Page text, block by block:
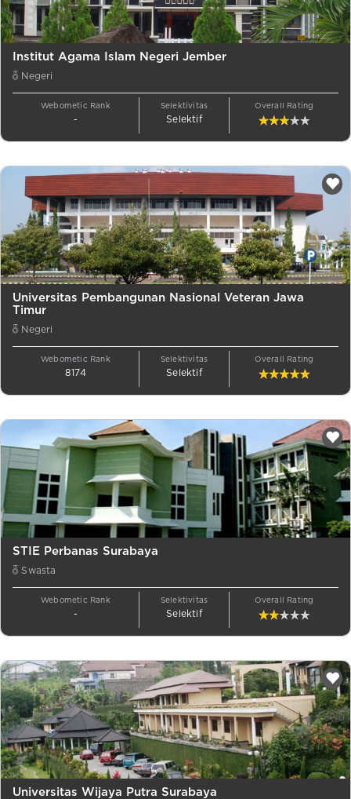
Institut Agama Islam Negeri Jember
Negeri
Webometic Rank
-
Selektivitas
Selektif
Overall Rating
Universitas Pembangunan Nasional Veteran Jawa
Timur
Negeri
Webometic Rank
8174
Selektivitas
Selektif
Overall Rating
STIE Perbanas Surabaya
Swasta
Webometic Rank
-
Selektivitas
Selektif
Overall Rating
Universitas Wijaya Putra Surabaya